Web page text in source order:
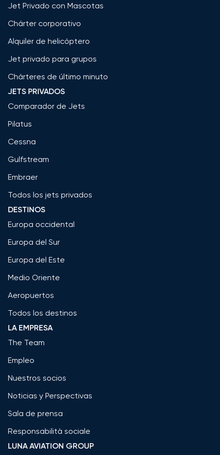
Jet Privado con Mascotas
Chárter corporativo
Alquiler de helicóptero
Jet privado para grupos
Chárteres de último minuto
JETS PRIVADOS
Comparador de Jets
Pilatus
Cessna
Gulfstream
Embraer
Todos los jets privados
DESTINOS
Europa occidental
Europa del Sur
Europa del Este
Medio Oriente
Aeropuertos
Todos los destinos
LA EMPRESA
The Team
Empleo
Nuestros socios
Noticias y Perspectivas
Sala de prensa
Responsabilità sociale
LUNA AVIATION GROUP